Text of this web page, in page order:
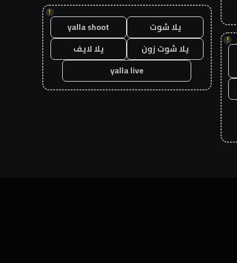
!
!
يلا شوت
yalla shoot
يلا شوت زون
يلا لايف
yalla live